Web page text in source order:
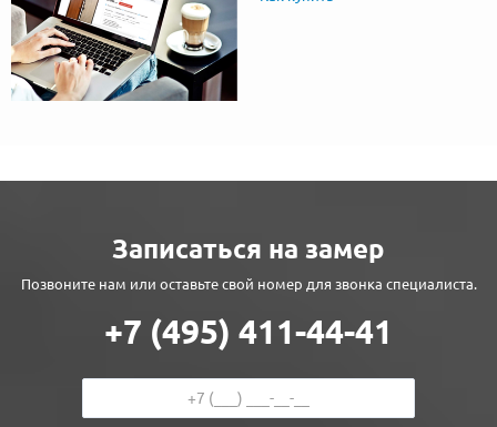
Записаться на замер
Позвоните нам или оставьте свой номер для звонка специалиста.
+7 (495) 411-44-41